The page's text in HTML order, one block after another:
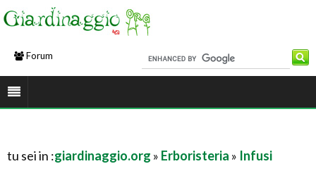
Forum
tu sei in :giardinaggio.org » Erboristeria » Infusi